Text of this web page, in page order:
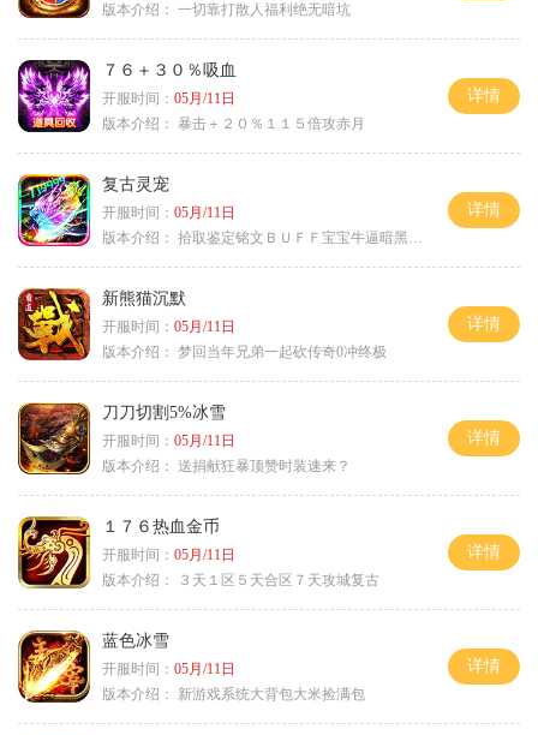
版本介绍： 一切靠打散人福利绝无暗坑
７６＋３０％吸血
开服时间： 05月/11日
版本介绍： 暴击＋２０％１１５倍攻赤月
详情
复古灵宠
开服时间： 05月/11日
版本介绍： 拾取鉴定铭文ＢＵＦＦ宝宝牛逼暗黑属性
详情
新熊猫沉默
开服时间： 05月/11日
版本介绍： 梦回当年兄弟一起砍传奇0冲终极
详情
刀刀切割5%冰雪
开服时间： 05月/11日
版本介绍： 送捐献狂暴顶赞时装速来？
详情
１７６热血金币
开服时间： 05月/11日
版本介绍：
３天１区５天合区７天攻城复古
详情
蓝色冰雪
开服时间： 05月/11日
版本介绍：
新游戏系统大背包大米捡满包
详情